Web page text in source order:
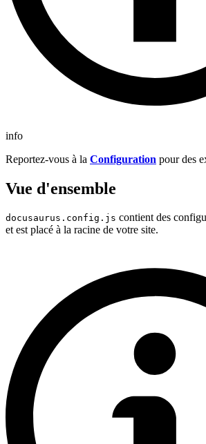
info
Reportez-vous à la Configuration pour des
Vue d'ensemble
docusaurus.config.js contient des
et est placé à la racine de votre site.